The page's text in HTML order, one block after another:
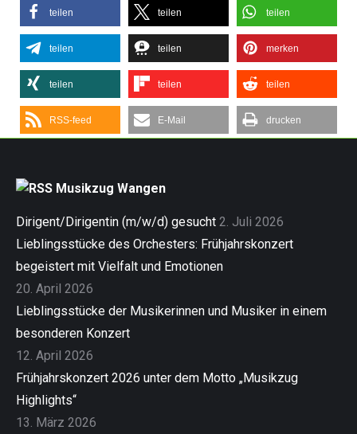
teilen teilen teilen
teilen teilen merken
teilen teilen teilen
RSS-feed E-Mail drucken
Musikzug Wangen
Dirigent/Dirigentin (m/w/d) gesucht 2. Juli 2026
Lieblingsstücke des Orchesters: Frühjahrskonzert
begeistert mit Vielfalt und Emotionen
20. April 2026
Lieblingsstücke der Musikerinnen und Musiker in einem
besonderen Konzert
12. April 2026
Frühjahrskonzert 2026 unter dem Motto „Musikzug
Highlights“
13. März 2026